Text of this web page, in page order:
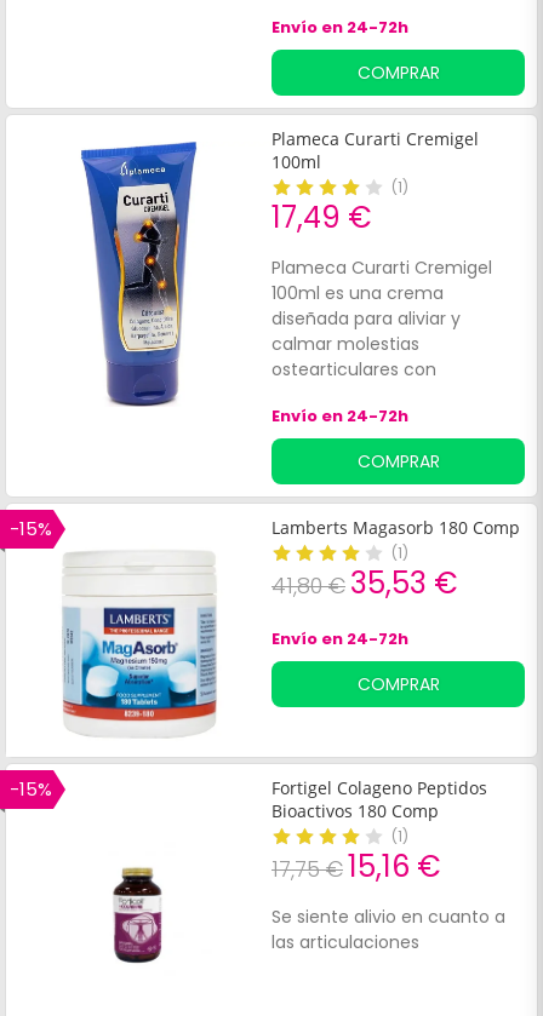
Envío en 24-72h
COMPRAR
Plameca Curarti Cremigel
100ml
(1)
17,49 €
Plameca Curarti Cremigel
100ml es una crema
diseñada para aliviar y
calmar molestias
ostearticulares con
antiinflamatorias.
Envío en 24-72h
COMPRAR
-15% Lamberts Magasorb 180 Comp
(1)
41,80 € 35,53 €
Envío en 24-72h
COMPRAR
-15%
Fortigel Colageno Peptidos
Bioactivos 180 Comp
(1)
17,75 €15,16 €
Se siente alivio en cuanto a
las articulaciones